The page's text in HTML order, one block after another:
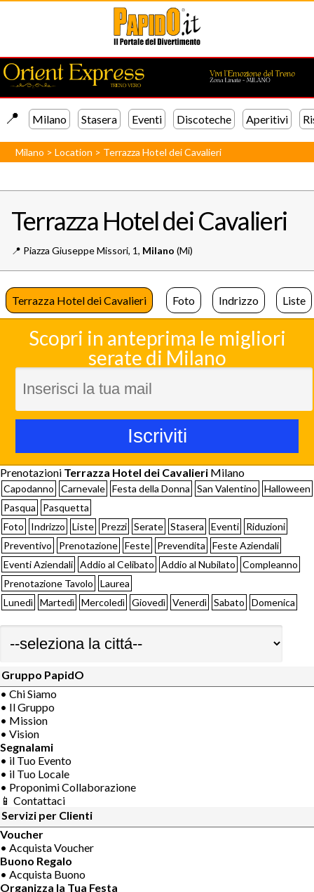
📍️ Milano Stasera Eventi Discoteche Aperitivi
Milano >Location > Terrazza Hotel dei Cavalieri
Terrazza Hotel dei Cavalieri
📍️ Piazza Giuseppe Missori, 1, Milano (Mi)
Terrazza Hotel dei Cavalieri Foto Indrizzo Liste
Scopri in anteprima le migliori
serate di Milano
Prenotazioni Terrazza Hotel dei Cavalieri Milano
Capodanno Carnevale Festa della Donna San Valentino
Halloween
Pasqua
Pasquetta
Foto
Indrizzo Liste Prezzi Serate Stasera Eventi
Riduzioni
Preventivo
Prenotazione Feste Prevendita
Feste Aziendali
Eventi Aziendali Addio al Celibato Addio al Nubilato
Compleanno
Prenotazione Tavolo
Laurea
Lunedì Martedì Mercoledì Giovedì Venerdì Sabato Domenica
Gruppo PapidO
• Chi Siamo
• Il Gruppo
• Mission
• Vision
Segnalami
• il Tuo Evento
• il Tuo Locale
• Proponimi Collaborazione
📱 Contattaci
Servizi per Clienti
Voucher
• Acquista Voucher
Buono Regalo
• Acquista Buono
Organizza la Tua Festa